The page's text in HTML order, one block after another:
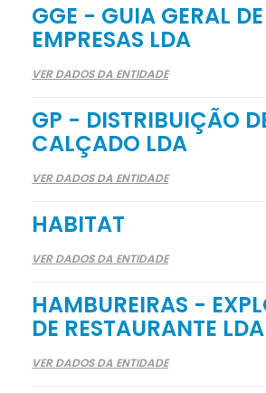
GGE - GUIA GERAL DE
EMPRESAS LDA
VER DADOS DA ENTIDADE
GP - DISTRIBUIÇÃO
CALÇADO LDA
VER DADOS DA ENTIDADE
HABITAT
VER DADOS DA ENTIDADE
HAMBUREIRAS -
DE RESTAURANTE LDA
VER DADOS DA ENTIDADE